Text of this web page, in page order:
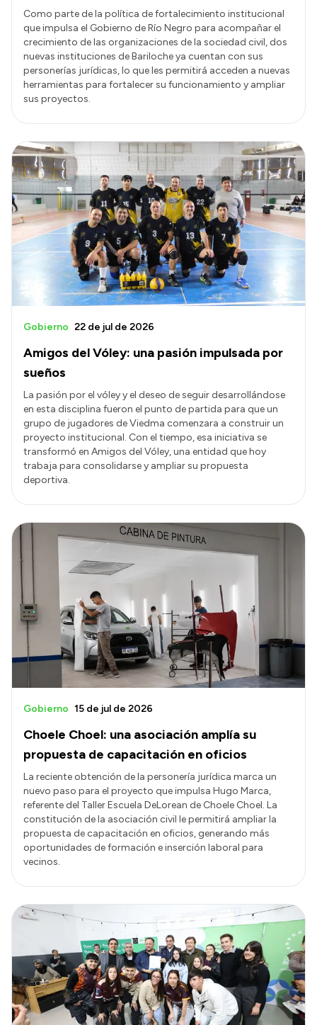
Como parte de la política de fortalecimiento institucional
que impulsa el Gobierno de Río Negro para acompañar el
crecimiento de las organizaciones de la sociedad civil, dos
nuevas instituciones de Bariloche ya cuentan con sus
personerías jurídicas, lo que les permitirá acceden a nuevas
herramientas para fortalecer su funcionamiento y ampliar
sus proyectos.
Amigos del Vóley: una pasión impulsada por
sueños
Gobierno 22 de jul de 2026
La pasión por el vóley y el deseo de seguir desarrollándose
en esta disciplina fueron el punto de partida para que un
grupo de jugadores de Viedma comenzara a construir un
proyecto institucional. Con el tiempo, esa iniciativa se
transformó en Amigos del Vóley, una entidad que hoy
trabaja para consolidarse y ampliar su propuesta
deportiva.
Choele Choel: una asociación amplía su
propuesta de capacitación en oficios
Gobierno 15 de jul de 2026
La reciente obtención de la personería jurídica marca un
nuevo paso para el proyecto que impulsa Hugo Marca,
referente del Taller Escuela DeLorean de Choele Choel. La
constitución de la asociación civil le permitirá ampliar la
propuesta de capacitación en oficios, generando más
oportunidades de formación e inserción laboral para
vecinos.